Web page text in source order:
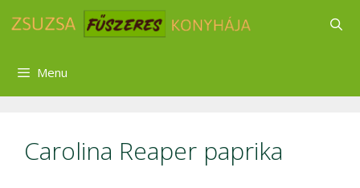
Menu
Carolina Reaper paprika